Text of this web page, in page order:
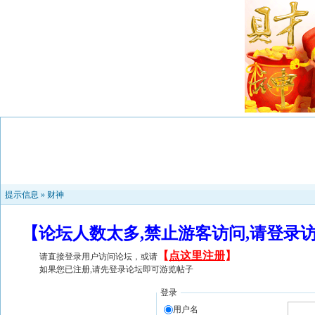
提示信息 » 财神
【论坛人数太多,禁止游客访问,请登
请直接登录用户访问论坛，或请 【 点这里注册】
如果您已注册,请先登录论坛即可游览帖子
登录
用户名